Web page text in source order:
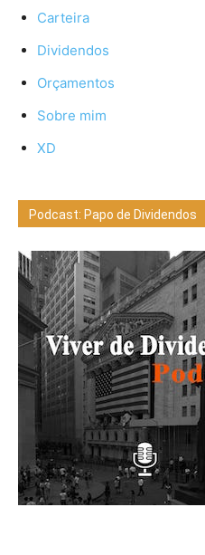
Carteira
Dividendos
Orçamentos
Sobre mim
XD
Podcast: Papo de Dividendos